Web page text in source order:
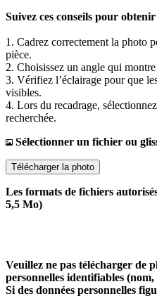
Suivez ces conseils pour
1. Cadrez correctement la photo
pièce.
2. Choisissez un angle qui
3. Vérifiez l’éclairage pour que
visibles.
4. Lors du recadrage,
recherchée.
Sélectionner un fichier ou
Télécharger la photo
Les formats de fichiers
5,5 Mo)
Veuillez ne pas télécharger de
personnelles identifiables (nom,
Si des données personnelles